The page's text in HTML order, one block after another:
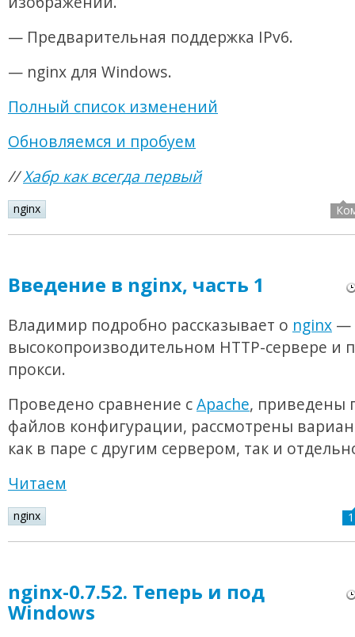
— Предварительная поддержка IPv6.
— nginx для Windows.
Полный список изменений
Обновляемся и пробуем
//Хабр как всегда первый
nginx
Введение в nginx, часть 1
Владимир подробно рассказывает о nginx —
высокопроизводительном HTTP-сервере и
прокси.
Проведено сравнение сApache, приведены
файлов конфигурации, рассмотрены
как в паре с другим сервером, так и
Читаем
nginx
nginx-0.7.52. Теперь и под
Windows